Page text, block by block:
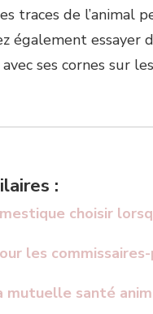
traces de l’animal
également essayer
ses cornes sur
:
choisir
les
mutuelle santé